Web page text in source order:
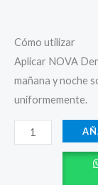
Cómo utilizar
Aplicar NOVA
mañana y noche
uniformemente.